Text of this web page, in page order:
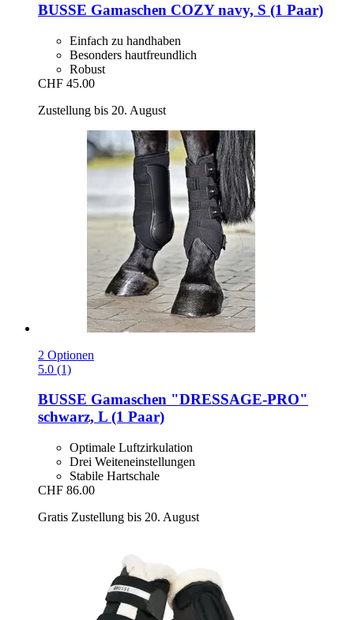
BUSSE Gamaschen COZY navy, S (1 Paar)
Einfach zu handhaben
Besonders hautfreundlich
Robust
CHF 45.00
Zustellung bis 20. August
2 Optionen
5.0 (1)
BUSSE Gamaschen "DRESSAGE-​PRO"
schwarz, L (1 Paar)
Optimale Luftzirkulation
Drei Weiteneinstellungen
Stabile Hartschale
CHF 86.00
Gratis Zustellung bis 20. August